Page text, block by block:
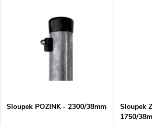
Sloupek POZINK - 2300/38mm
Sloupek
1750/